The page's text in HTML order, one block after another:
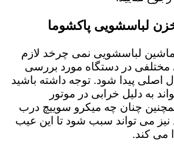
لباسشویی پاکشوما
لباسشویی نمی چرخد لازم
در دستگاه مورد بررسی
اصلی پیدا شود. توجه داشته باشید
به دلیل خرابی در موتور
چنان چه میکرو سوییچ درب
می تواند سبب شود تا این عیب
می کند.